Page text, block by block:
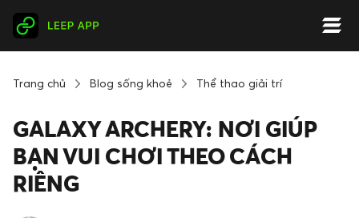
Trang chủ Blog sống khoẻ Thể thao giải trí
GALAXY ARCHERY: NƠI GIÚP
BẠN VUI CHƠI THEO CÁCH
RIÊNG